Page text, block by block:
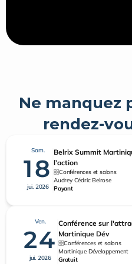
Ne manquez
rendez-
Sam.
18
jui. 2026
Belrix Summit
l’action
Conférences et salons
Audrey Cédric Belrose
Payant
Ven.
24
jui. 2026
Conférence sur
Martinique Dév
Conférences et salons
Martinique Développement
Gratuit